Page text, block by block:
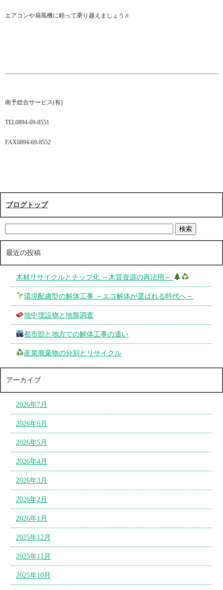
エアコンや扇風機に頼って乗り越えましょう♬
南予総合サービス(有)
TEL0894-69-8551
FAX0894-69-8552
ブログトップ
最近の投稿
木材リサイクルとチップ化 ～木質資源の再活用～
環境配慮型の解体工事 ～エコ解体が選ばれる時代へ～
地中埋設物と地盤調査
都市部と地方での解体工事の違い
産業廃棄物の分別とリサイクル
アーカイブ
2026年7月
2026年6月
2026年5月
2026年4月
2026年3月
2026年2月
2026年1月
2025年12月
2025年11月
2025年10月